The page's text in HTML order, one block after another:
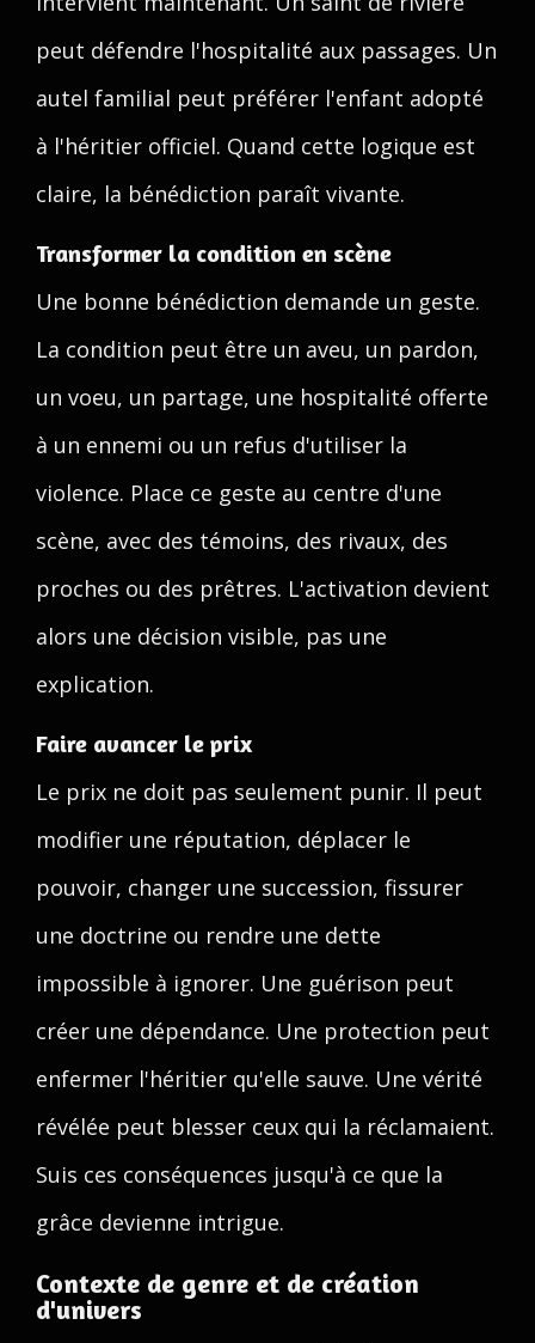
peut défendre l'hospitalité aux passages. Un
autel familial peut préférer l'enfant adopté
à l'héritier officiel. Quand cette logique est
claire, la bénédiction paraît vivante.
Transformer la condition en scène
Une bonne bénédiction demande un geste.
La condition peut être un aveu, un pardon,
un voeu, un partage, une hospitalité offerte
à un ennemi ou un refus d'utiliser la
violence. Place ce geste au centre d'une
scène, avec des témoins, des rivaux, des
proches ou des prêtres. L'activation devient
alors une décision visible, pas une
explication.
Faire avancer le prix
Le prix ne doit pas seulement punir. Il peut
modifier une réputation, déplacer le
pouvoir, changer une succession, fissurer
une doctrine ou rendre une dette
impossible à ignorer. Une guérison peut
créer une dépendance. Une protection peut
enfermer l'héritier qu'elle sauve. Une vérité
révélée peut blesser ceux qui la réclamaient.
Suis ces conséquences jusqu'à ce que la
grâce devienne intrigue.
Contexte de genre et de création
d'univers